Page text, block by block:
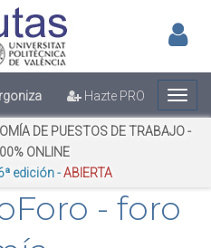
Hazte PRO
DE PUESTOS DE TRABAJO -
ONLINE
edición -ABIERTA
- foro